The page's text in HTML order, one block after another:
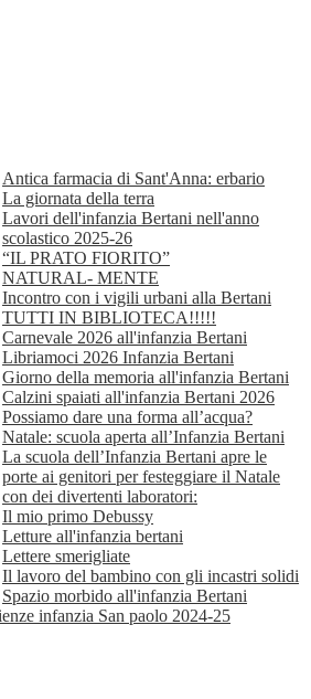
Antica farmacia di Sant'Anna: erbario
La giornata della terra
Lavori dell'infanzia Bertani nell'anno
scolastico 2025-26
“IL PRATO FIORITO”
NATURAL- MENTE
Incontro con i vigili urbani alla Bertani
TUTTI IN BIBLIOTECA!!!!!
Carnevale 2026 all'infanzia Bertani
Libriamoci 2026 Infanzia Bertani
Giorno della memoria all'infanzia Bertani
Calzini spaiati all'infanzia Bertani 2026
Possiamo dare una forma all’acqua?
Natale: scuola aperta all’Infanzia Bertani
La scuola dell’Infanzia Bertani apre le
porte ai genitori per festeggiare il Natale
con dei divertenti laboratori:
Il mio primo Debussy
Letture all'infanzia bertani
Lettere smerigliate
Il lavoro del bambino con gli incastri solidi
Spazio morbido all'infanzia Bertani
infanzia San paolo 2024-25